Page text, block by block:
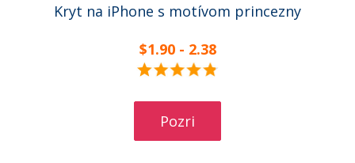
Kryt na iPhone s motívom princezny
$1.90 - 2.38
Pozri